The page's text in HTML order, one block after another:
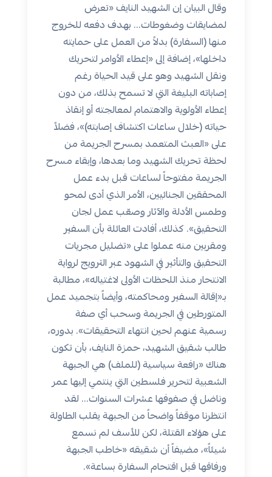
وقال البيان إن الشهيد النايف «تعرض
لمضايقات وضغوطات... بهدف دفعه للخروج
منها (السفارة) بدلاً من العمل على حمايته
داخلها»، إضافة إلى «إعطاء الأوامر لتحريك
ونقل الشهيد وهو على قيد الحياة رغم
إصاباته البليغة التي لا تسمح بذلك، من دون
إعطاء الأولوية والاهتمام لمعالجته أو إنقاذ
حياته (خلال ساعات اكتشاف إصابته)»، فضلاً
على «العبث المتعمد بمسرح الجريمة من
لحظة تحريك الشهيد وما بعدها، وإبقاء مسرح
الجريمة مفتوحاً لساعات قبل بدء عمل
المحققين الجنائيين، الأمر الذي أدى لمحو
وطمس الأدلة والآثار وصعّب عمل لجان
التحقيق». كذلك، أفادت العائلة بأن السفير
ومقربين منه عملوا على «تضليل مجريات
التحقيق والتأثير في الشهود عبر الترويج لرواية
الانتحار منذ اللحظات الأولى لاغتياله»، مطالبة
بـ«إقالة السفير ومحاكمته، وأيضاً بتجميد عمل
المتورطين في الجريمة وسحب أي صفة
رسمية عنهم لحين انتهاء التحقيقات». بدوره،
طالب شقيق الشهيد، حمزة النايف، بأن تكون
هناك «رافعة سياسية (للملف) هي الجبهة
الشعبية لتحرير فلسطين التي ينتمي إليها عمر
وناضل في صفوفها عشرات السنوات... لقد
انتظرنا موقفاً واضحاً من الجبهة يقلب الطاولة
على هؤلاء القتلة، لكن للأسف لم نسمع
شيئاً»، مضيفاً أن شقيقه «خاطب الجبهة
ورفاقها قبل اقتحام السفارة بساعة».